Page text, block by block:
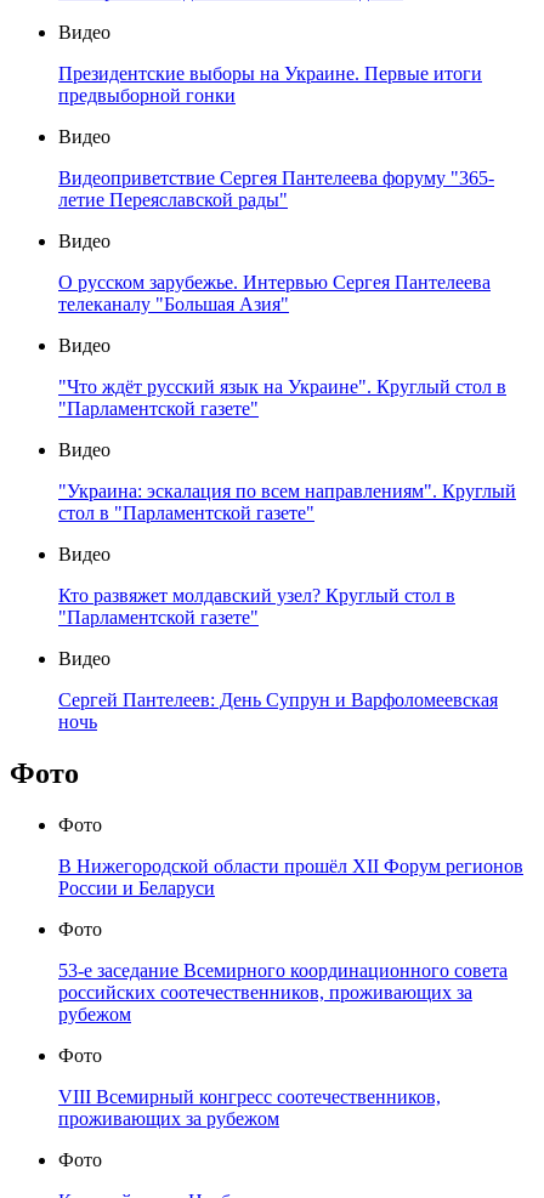
Видео
Президентские выборы на Украине. Первые итоги
предвыборной гонки
Видео
Видеоприветствие Сергея Пантелеева форуму "365-
летие Переяславской рады"
Видео
О русском зарубежье. Интервью Сергея Пантелеева
телеканалу "Большая Азия"
Видео
"Что ждёт русский язык на Украине". Круглый стол в
"Парламентской газете"
Видео
"Украина: эскалация по всем направлениям". Круглый
стол в "Парламентской газете"
Видео
Кто развяжет молдавский узел? Круглый стол в
"Парламентской газете"
Видео
Сергей Пантелеев: День Супрун и Варфоломеевская
ночь
Фото
Фото
В Нижегородской области прошёл XII Форум регионов
России и Беларуси
Фото
53-е заседание Всемирного координационного совета
российских соотечественников, проживающих за
рубежом
Фото
VIII Всемирный конгресс соотечественников,
проживающих за рубежом
Фото